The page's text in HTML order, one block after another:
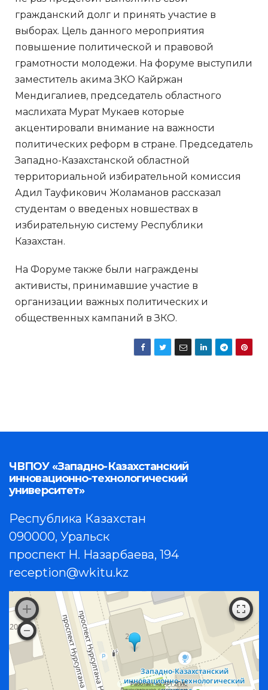
гражданский долг и принять участие в
выборах. Цель данного мероприятия
повышение политической и правовой
грамотности молодежи. На форуме выступили
заместитель акима ЗКО Кайржан
Мендигалиев, председатель областного
маслихата Мурат Мукаев которые
акцентировали внимание на важности
политических реформ в стране. Председатель
Западно-Казахстанской областной
территориальной избирательной комиссия
Адил Тауфикович Жоламанов рассказал
студентам о введеных новшествах в
избирательную систему Республики
Казахстан.
На Форуме также были награждены
активисты, принимавшие участие в
организации важных политических и
общественных кампаний в ЗКО.
ЧВПОУ «Западно-Казахстанский
инновационно-технологический
университет»
Республика Казахстан
090000, Уральск
проспект Н. Назарбаева, 194
reception@wkitu.kz
Работает на API 2ГИС